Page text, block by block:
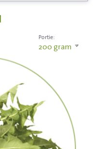
Portie:
200 gram